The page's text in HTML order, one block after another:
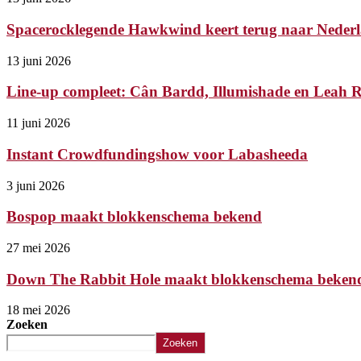
Spacerocklegende Hawkwind keert terug naar
13 juni 2026
Line-up compleet: Cân Bardd, Illumishade en Leah
11 juni 2026
Instant Crowdfundingshow voor Labasheeda
3 juni 2026
Bospop maakt blokkenschema bekend
27 mei 2026
Down The Rabbit Hole maakt blokkenschema
18 mei 2026
Zoeken
Zoeken